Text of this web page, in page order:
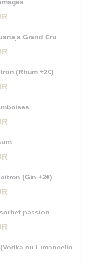
Grand Cru
(Rhum +2€)
(Gin +2€)
passion
ou Limoncello